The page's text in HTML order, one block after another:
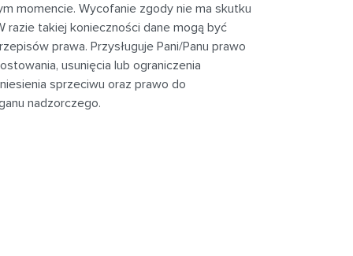
momencie. Wycofanie zgody nie ma skutku
razie takiej konieczności dane mogą być
prawa. Przysługuje Pani/Panu prawo
usunięcia lub ograniczenia
sprzeciwu oraz prawo do
nadzorczego.